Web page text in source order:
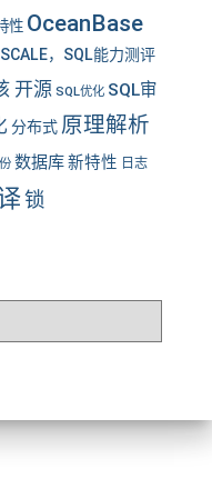
性 OceanBase
SCALE，SQL能力测评
开源 SQL优化 SQL审
分布式 原理解析
数据库新特性 日志
锁